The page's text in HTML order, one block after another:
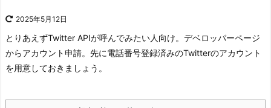
2025年5月12日
とりあえずTwitter APIが呼んでみたい人向け。 デベロッパーページ
からアカウント申請。 先に電話番号登録済みのTwitterのアカウント
を用意しておきましょう。